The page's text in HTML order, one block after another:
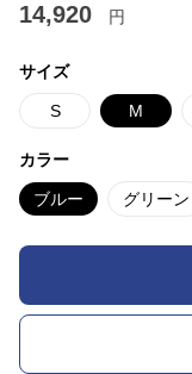
14,920 円
サイズ
S M
カラー
ブルー グリーン